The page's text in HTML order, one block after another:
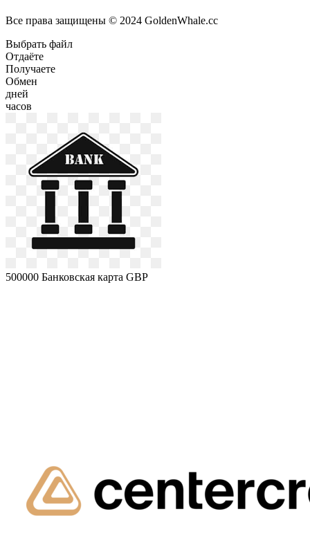
Все права защищены © 2024 GoldenWhale.cc
Выбрать файл
Отдаёте
Получаете
Обмен
дней
часов
500000 Банковская карта GBP